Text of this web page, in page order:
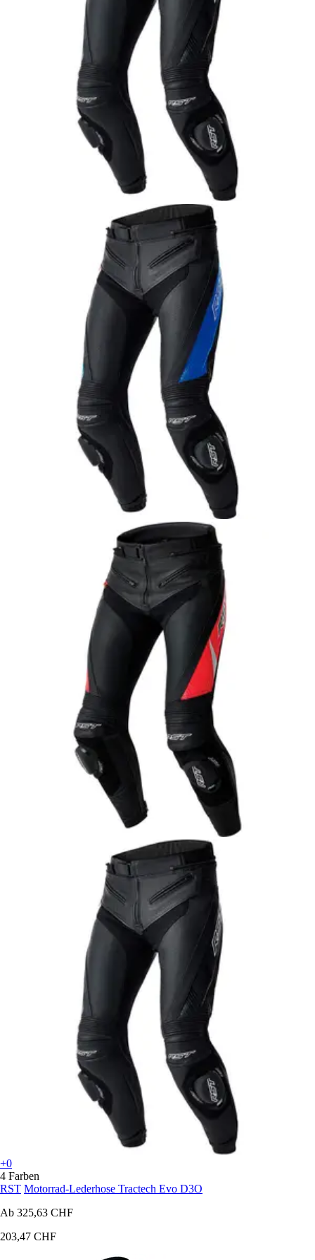
+0
4 Farben
RST Motorrad-Lederhose Tractech Evo D3O
Ab 325,63 CHF
203,47 CHF